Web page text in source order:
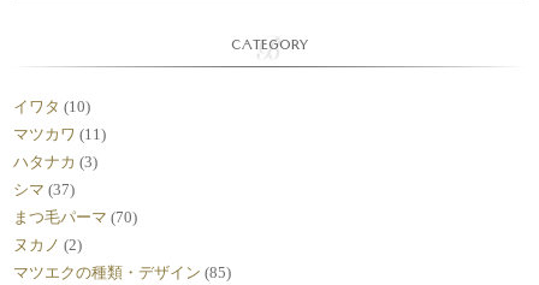
CATEGORY
イワタ (10)
マツカワ (11)
ハタナカ (3)
シマ (37)
まつ毛パーマ (70)
ヌカノ (2)
マツエクの種類・デザイン (85)